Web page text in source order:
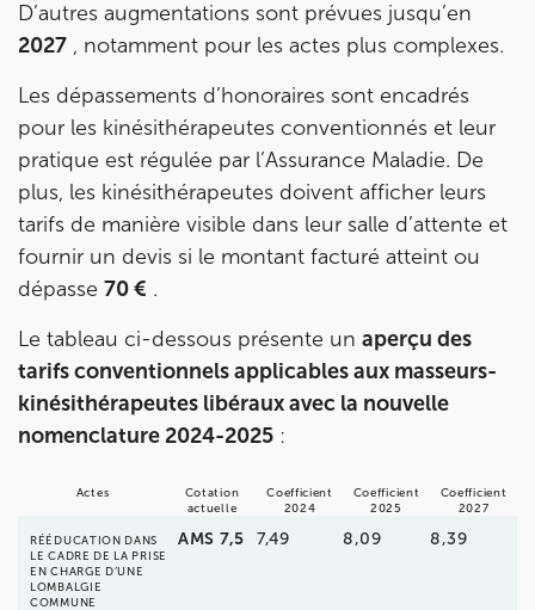
D’autres augmentations sont prévues jusqu’en
2027 , notamment pour les actes plus complexes.
Les dépassements d’honoraires sont encadrés
pour les kinésithérapeutes conventionnés et leur
pratique est régulée par l’Assurance Maladie. De
plus, les kinésithérapeutes doivent afficher leurs
tarifs de manière visible dans leur salle d’attente et
fournir un devis si le montant facturé atteint ou
dépasse 70 € .
Le tableau ci-dessous présente un aperçu des
tarifs conventionnels applicables aux masseurs-
kinésithérapeutes libéraux avec la nouvelle
nomenclature 2024-2025 :
Actes
Cotation
actuelle
Coefficient
2024
Coefficient
2025
Coefficient
2027
RÉÉDUCATION DANS
LE CADRE DE LA PRISE
EN CHARGE D’UNE
LOMBALGIE
COMMUNE
AMS 7,5 7,49 8,09 8,39
Prenez RDV sur
Prenez RDV sur
IK MEUDON
8 Rue de Paris 92190 Meudon
8 Rue de Paris 92190 Meudon
01 40 95 01 09
Prenez RDV sur